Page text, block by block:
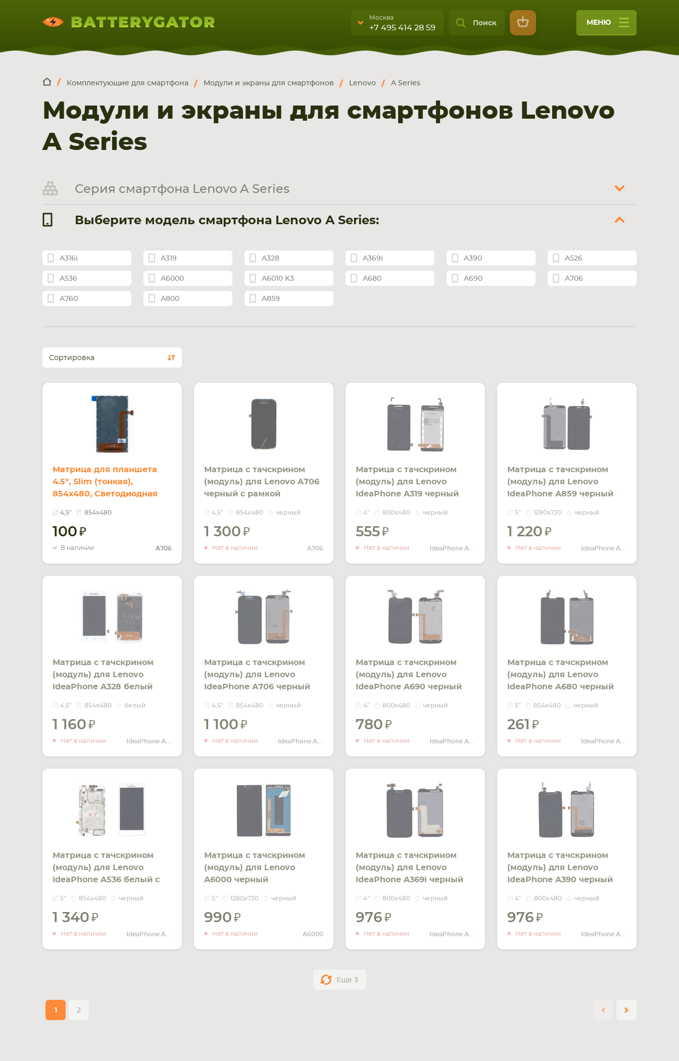
Москва
+7 495 414 28 59
5 мин. ходьбы от ст.м.
Поиск МЕНЮ
НОУТБУКА
ПЛАНШЕТА
СМАРТФОНА
Комплектующие для смартфона Модули и экраны для смартфонов Lenovo A Series
Модули и экраны для смартфонов Lenovo
A Series
Серия смартфона Lenovo A Series
Выберите модель смартфона Lenovo A Series:
A316i A319 A328 A369i A390 A526
A536 A6000 A6010 K3 A680 A690 A706
A760 A800 A859
Сортировка
Матрица для планшета
4.5", Slim (тонкая),
854х480, Светодиодная
глянцевая Lenovo A706
4,5" 854x480
100
В наличии A706
Матрица с тачскрином
(модуль) для Lenovo A706
черный с рамкой
4,5" 854x480 черный
1 300
Нет в наличии A706
О НАЛИЧИИ
Матрица с тачскрином
(модуль) для Lenovo
IdeaPhone A319 черный
4" 800x480 черный
555
Нет в наличии
О НАЛИЧИИ
Матрица с тачскрином
(модуль) для Lenovo
IdeaPhone A859 черный
5" 1280x720 черный
1 220
Нет в наличии
О НАЛИЧИИ
Матрица с тачскрином
(модуль) для Lenovo
IdeaPhone A328 белый
4,5" 854x480 белый
1 160
Нет в наличии
О НАЛИЧИИ
Матрица с тачскрином
(модуль) для Lenovo
IdeaPhone A706 черный
4,5" 854x480 черный
1 100
Нет в наличии
О НАЛИЧИИ
Матрица с тачскрином
(модуль) для Lenovo
IdeaPhone A690 черный
4" 800x480 черный
780
Нет в наличии
О НАЛИЧИИ
Матрица с тачскрином
(модуль) для Lenovo
IdeaPhone A680 черный
5" 854x480 черный
261
Нет в наличии
О НАЛИЧИИ
Матрица с тачскрином
(модуль) для Lenovo
IdeaPhone A536 белый с
5" 854x480 черный
1 340
Нет в наличии
О НАЛИЧИИ
Матрица с тачскрином
(модуль) для Lenovo
A6000 черный
5" 1280x720 черный
990
Нет в наличии A6000
О НАЛИЧИИ
Матрица с тачскрином
(модуль) для Lenovo
IdeaPhone A369i черный
4" 800x480 черный
976
Нет в наличии
О НАЛИЧИИ
Матрица с тачскрином
(модуль) для Lenovo
IdeaPhone A390 черный
4" 800x480 черный
976
Нет в наличии
О НАЛИЧИИ
Еще 3
1 2